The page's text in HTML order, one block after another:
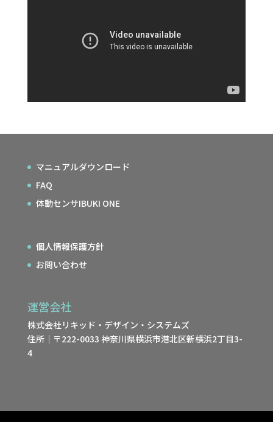
マニュアルダウンロード
FAQ
体動センサIBUKI ONE
個人情報保護方針
お問い合わせ
運営会社
株式会社リキッド・デザイン・システムズ
住所｜〒222-0033 神奈川県横浜市港北区新横浜2丁目3-
4